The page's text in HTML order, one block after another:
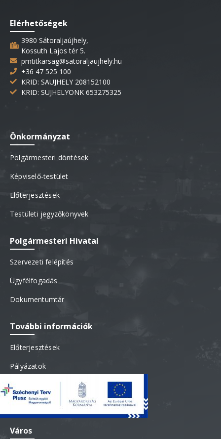
Elérhetőségek
3980 Sátoraljaújhely,
Kossuth Lajos tér 5.
pmtitkarsag@satoraljaujhely.hu
+36 47 525 100
KRID: SAUJHELY 208152100
KRID: SUJHELYONK 653275325
Önkormányzat
Polgármesteri döntések
Képviselő-testület
Előterjesztések
Testületi jegyzőkönyvek
Polgármesteri Hivatal
Szervezeti felépítés
Ügyfélfogadás
Dokumentumtár
További információk
Előterjesztések
Pályázatok
Testületi jegyzőkönyvek
Újhelyi kedvezmény
Város